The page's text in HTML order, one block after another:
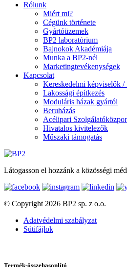
Rólunk
Miért mi?
Cégünk története
Gyártóüzemek
BP2 laboratórium
Bajnokok Akadémiája
Munka a BP2-nél
Marketingtevékenységek
Kapcsolat
Kereskedelmi képviselők /
Lakossági építkezés
Moduláris házak gyártói
Beruházás
Acélipari
Hivatalos kivitelezők
Műszaki támogatás
Látogasson el hozzánk a közösségi
© Copyright 2026 BP2 sp. z o.o.
Adatvédelmi szabályzat
Sütifájlok
Termék-összehasonlító